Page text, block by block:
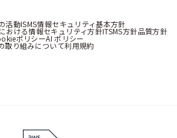
活動ISMS情報セキュリティ基本方針
おける情報セキュリティ方針ITSMS方針品質方針
ポリシーAI ポリシー
取り組みについて利用規約